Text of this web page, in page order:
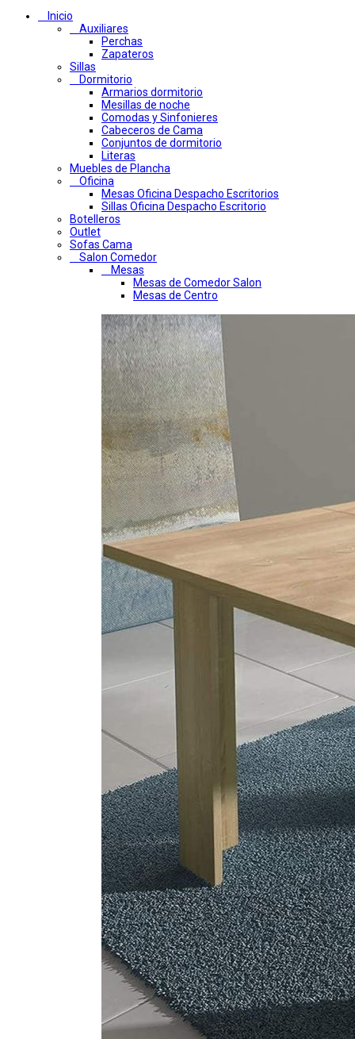
Inicio
Auxiliares
Perchas
Zapateros
Sillas
Dormitorio
Armarios dormitorio
Mesillas de noche
Comodas y Sinfonieres
Cabeceros de Cama
Conjuntos de dormitorio
Literas
Muebles de Plancha
Oficina
Mesas Oficina Despacho Escritorios
Sillas Oficina Despacho Escritorio
Botelleros
Outlet
Sofas Cama
Salon Comedor
Mesas
Mesas de Comedor Salon
Mesas de Centro